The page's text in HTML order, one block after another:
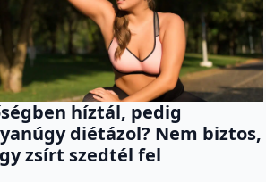
híztál, pedig
diétázol? Nem biztos,
zsírt szedtél fel